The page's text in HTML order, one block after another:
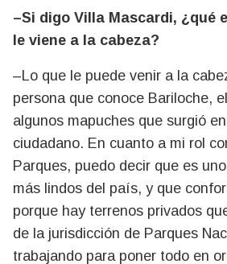
–Si digo Villa Mascardi, ¿qué
le viene a la cabeza?
–Lo que le puede venir a la
persona que conoce Bariloche,
algunos mapuches que surgió
ciudadano. En cuanto a mi rol
Parques, puedo decir que es
más lindos del país, y que
porque hay terrenos privados
de la jurisdicción de Parques
trabajando para poner todo en